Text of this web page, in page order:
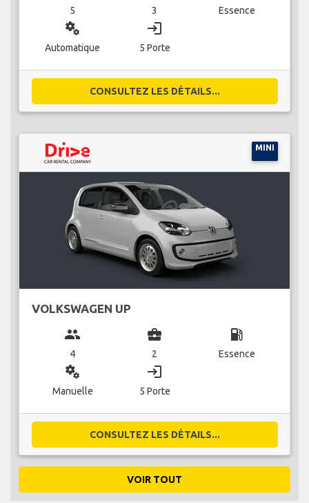
5 3 Essence
miscellaneous_services
Automatique
login
5 Porte
CONSULTEZ LES DÉTAILS...
MINI
VOLKSWAGEN UP
group
4
business_center
2
local_gas_station
Essence
miscellaneous_services
Manuelle
login
5 Porte
CONSULTEZ LES DÉTAILS...
VOIR TOUT